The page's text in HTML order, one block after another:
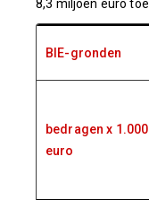
8,3 miljoen euro toe.
BIE-gronden
bedragen x 1.000
euro